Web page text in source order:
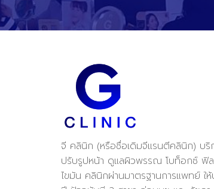
จี คลินิก (หรือชื่อเดิมจีแรนตีคลินิก) บริ
ปรับรูปหน้า ดูแลผิวพรรณ โบท็อกซ์ ฟิล
ไขมัน คลินิกผ่านมาตรฐานการแพทย์ ใ